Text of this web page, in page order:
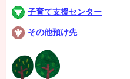
子育て支援センター
その他預け先